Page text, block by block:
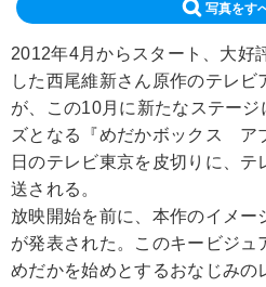
写真をす
2012年4月からスタート、大好
した西尾維新さん原作のテレビ
が、この10月に新たなステー
ズとなる『めだかボックス ア
日のテレビ東京を皮切りに、
送される。
放映開始を前に、本作のイメ
が発表された。このキービジュ
めだかを始めとするおなじみの